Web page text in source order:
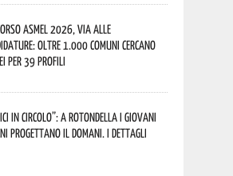
Asmel 2026, via alle
oltre 1.000 Comuni cercano
per 39 profili
in Circolo”: a Rotondella i giovani
progettano il domani. I dettagli